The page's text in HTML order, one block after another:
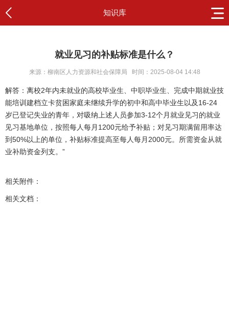
知识库
就业见习的补贴标准是什么？
来源：柳南区人力资源和社会保障局 时间：2025-08-04 14:48
解答：离校2年内未就业的高校毕业生、中职毕业生、完成中期就业技
能培训建档立卡贫困家庭未继续升学的初中和高中毕业生以及16-24
岁已登记失业的青年，对吸纳上述人员参加3-12个月就业见习的就业
见习基地单位，按照每人每月1200元给予补贴；对见习期满留用率达
到50%以上的单位，补贴标准提高至每人每月2000元。所需资金从就
业补助资金列支。”
相关附件：
相关文档：